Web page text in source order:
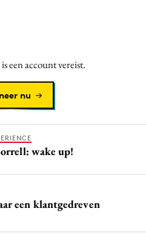
een account vereist.
nu
wake up!
een klantgedreven